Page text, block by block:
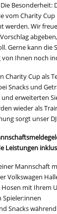
Besonderheit:
vom Charity
werden. Wir
Gerne kann die
von Ihnen noch
Charity Cup als
Snacks und
erweiterten
wieder als
sorgt unser
Leistungen
Mannschaft
Volkswagen
mit Ihrem
Spieler:innen
Snacks